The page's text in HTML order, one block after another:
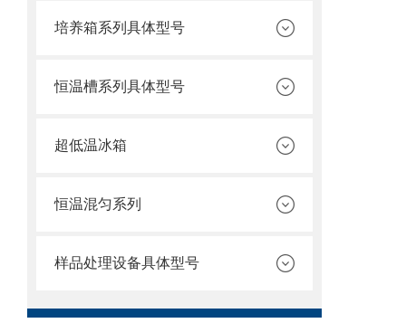
培养箱系列具体型号
恒温槽系列具体型号
超低温冰箱
恒温混匀系列
样品处理设备具体型号